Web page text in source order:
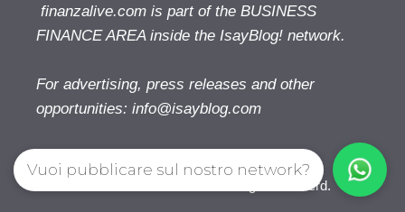
finanzalive.com is part of the BUSINESS
FINANCE AREA inside the IsayBlog! network.
For advertising, press releases and other
opportunities: info@isayblog.com
Finanzalive.com © 2026. All right reserverd.
Vuoi pubblicare sul nostro network?